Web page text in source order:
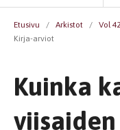
Etusivu / Arkistot / Vol
Kirja-arviot
Kuinka